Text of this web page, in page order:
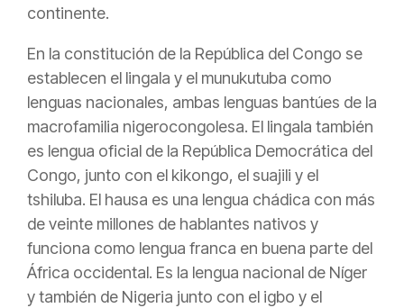
continente.
En la constitución de la República del Congo se
establecen el lingala y el munukutuba como
lenguas nacionales, ambas lenguas bantúes de la
macrofamilia nigerocongolesa. El lingala también
es lengua oficial de la República Democrática del
Congo, junto con el kikongo, el suajili y el
tshiluba. El hausa es una lengua chádica con más
de veinte millones de hablantes nativos y
funciona como lengua franca en buena parte del
África occidental. Es la lengua nacional de Níger
y también de Nigeria junto con el igbo y el